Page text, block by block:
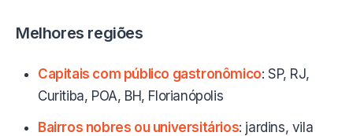
Melhores regiões
Capitais com público gastronômico: SP, RJ,
Curitiba, POA, BH, Florianópolis
Bairros nobres ou universitários: jardins, vila